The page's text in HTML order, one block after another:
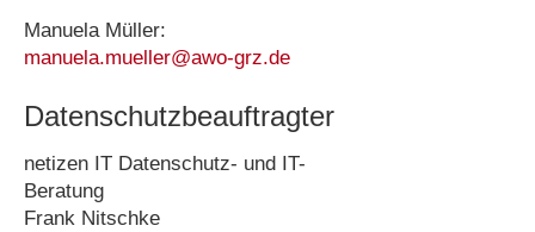
Manuela Müller:
manuela.mueller@awo-grz.de
Datenschutzbeauftragter
netizen IT Datenschutz- und IT-
Beratung
Frank Nitschke